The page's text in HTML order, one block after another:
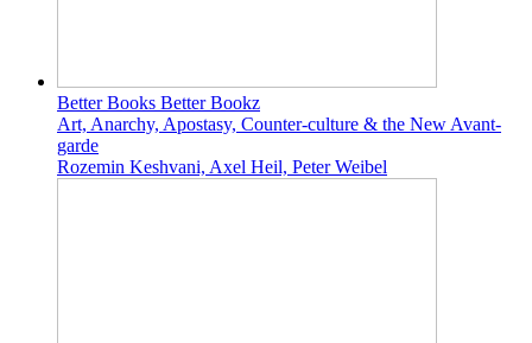
Better Books Better Bookz
Art, Anarchy, Apostasy, Counter-culture & the New Avant-
garde
Rozemin Keshvani, Axel Heil, Peter Weibel